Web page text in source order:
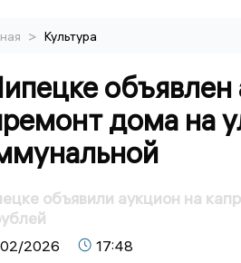
> Культура
объявлен
дома на
объявили аукцион на
2026 17:48